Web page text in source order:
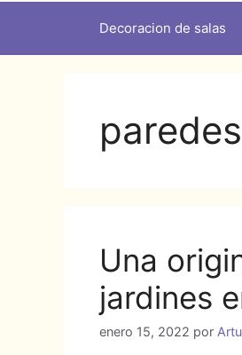
Decoracion de salas
Una
jardines
enero 15, 2022 por